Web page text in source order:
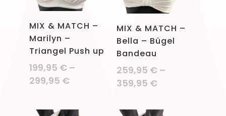
MIX & MATCH –
Marilyn –
Triangel Push up
199,95 €–
299,95 €
MIX & MATCH –
Bella – Bügel
Bandeau
259,95 €–
359,95 €